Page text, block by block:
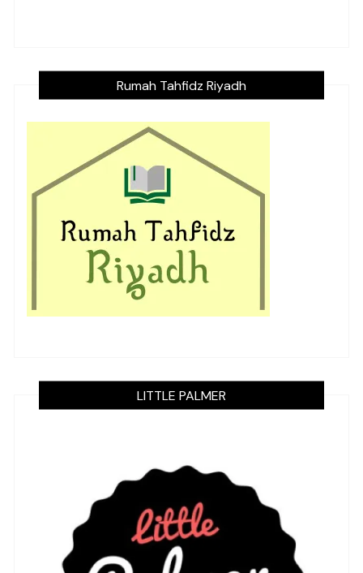
Rumah Tahfidz Riyadh
LITTLE PALMER